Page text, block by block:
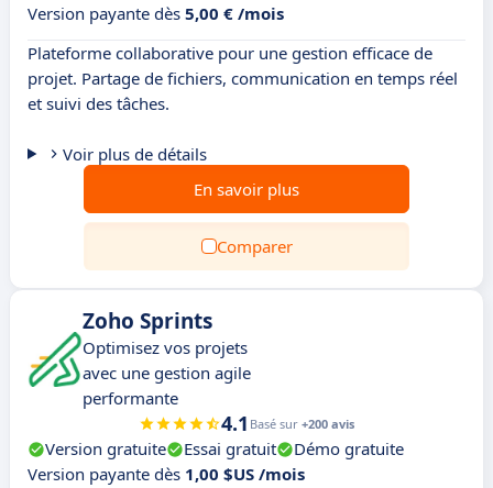
Version payante dès 5,00 € /mois
Plateforme collaborative pour une gestion efficace de
projet. Partage de fichiers, communication en temps réel
et suivi des tâches.
Voir plus de détails
En savoir plus
Comparer
Zoho Sprints
Optimisez vos projets
avec une gestion agile
performante
4.1 Basé sur +200 avis
Version gratuite Essai gratuit
Démo gratuite
Version payante dès 1,00 $US /mois